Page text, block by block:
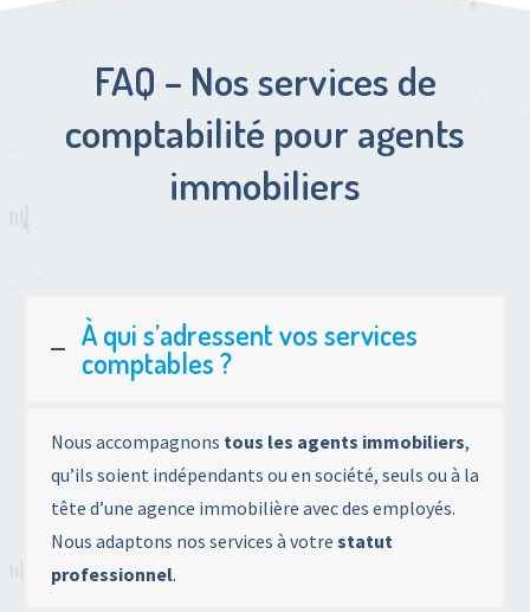
FAQ – Nos services de
comptabilité pour agents
immobiliers
À qui s’adressent vos services
comptables ?
Nous accompagnons tous les agents immobiliers,
qu’ils soient indépendants ou en société, seuls ou à la
tête d’une agence immobilière avec des employés.
Nous adaptons nos services à votre statut
professionnel.